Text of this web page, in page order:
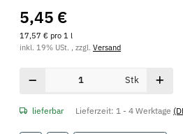
5,45 €
17,57 € pro 1 l
inkl. 19% USt. , zzgl. Versand
Stk
lieferbar Lieferzeit: 1 - 4 Werktage